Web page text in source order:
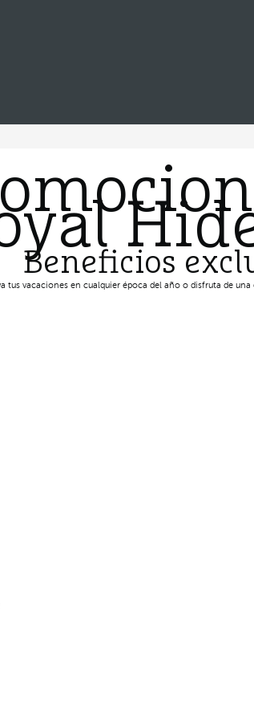
Beneficios
vacaciones en cualquier época del año o disfruta de